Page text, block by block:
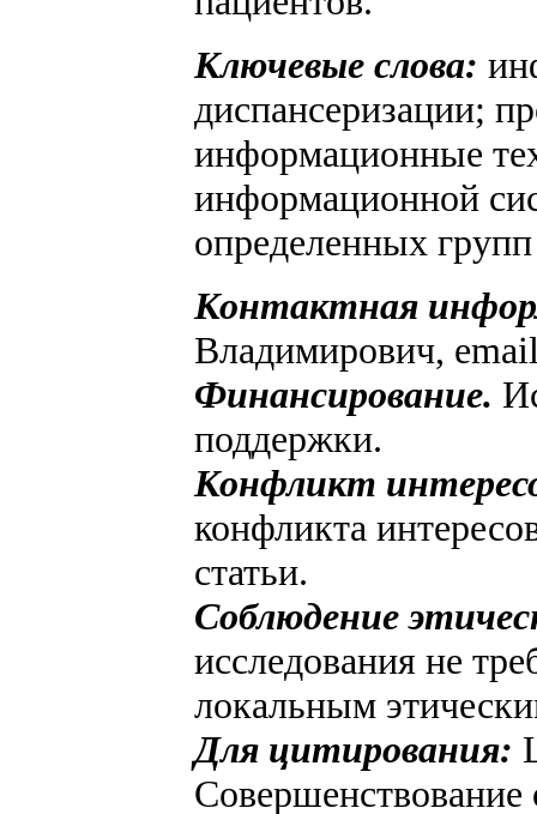
Ключевые слова:
диспансеризации;
информационные
информационной
определенных
Контактная
Владимирович,
Финансирование.
поддержки.
Конфликт
конфликта
статьи.
Соблюдение
исследования не
локальным
Для цитирования:
Совершенствование